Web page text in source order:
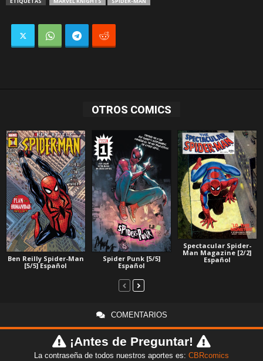
OTROS COMICS
Ben Reilly Spider-Man
[5/5] Español
Spider Punk [5/5]
Español
Spectacular Spider-
Man Magazine [2/2]
Español
COMENTARIOS
¡Antes de Preguntar!
La contraseña de todos nuestros aportes es: CBRcomics